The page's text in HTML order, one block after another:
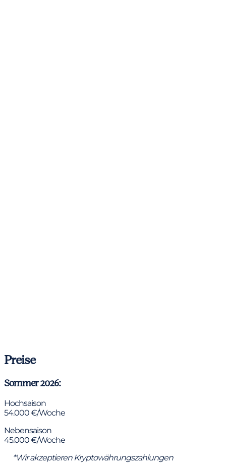
Preise
Sommer 2026:
Hochsaison
54.000 €/Woche
Nebensaison
45.000 €/Woche
*Wir akzeptieren Kryptowährungszahlungen